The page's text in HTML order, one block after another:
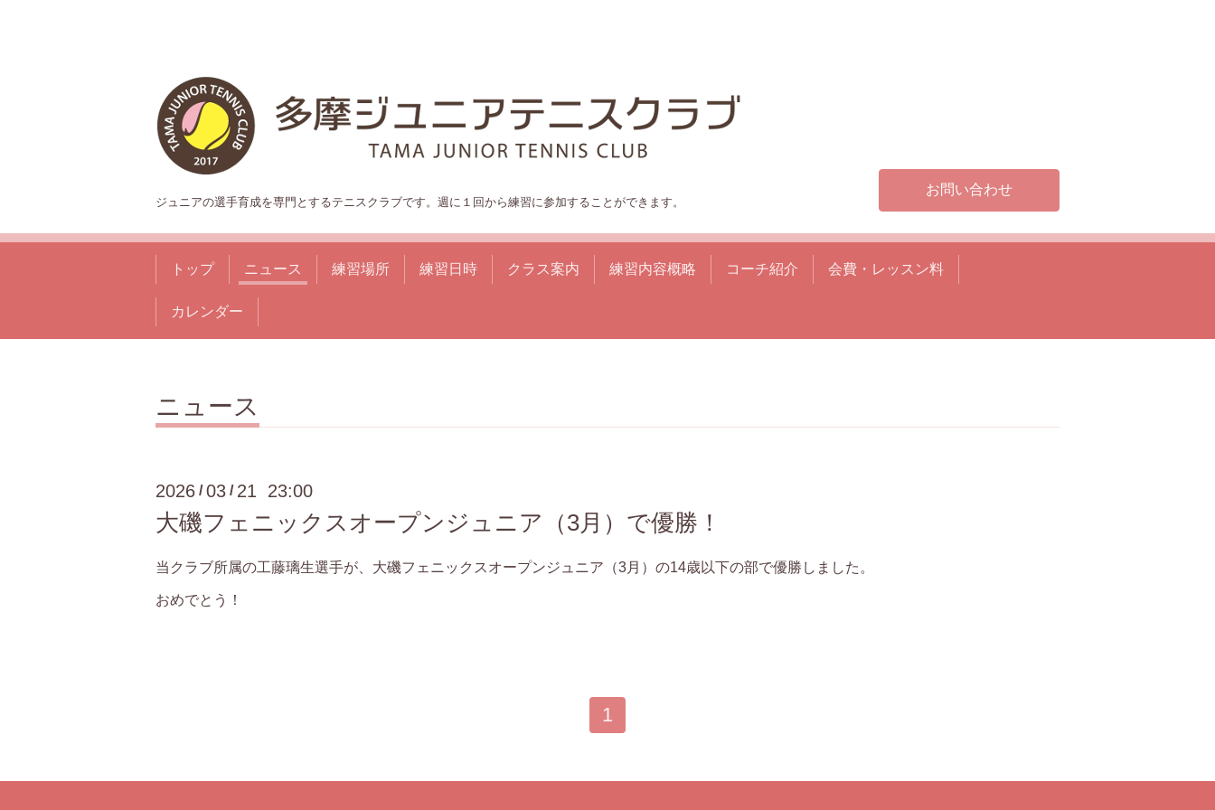
ジュニアの選手育成を専門とするテニスクラブです。週に１回から練習に参加することができます。
お問い合わせ
トップ ニュース 練習場所 練習日時 クラス案内 練習内容概略 コーチ紹介 会費・レッスン料
カレンダー
ニュース
2026 /03 / 21 23:00
大磯フェニックスオープンジュニア（3月）で優勝！
当クラブ所属の工藤璃生選手が、大磯フェニックスオープンジュニア（3月）の14歳以下の部で優勝しました。
おめでとう！
1